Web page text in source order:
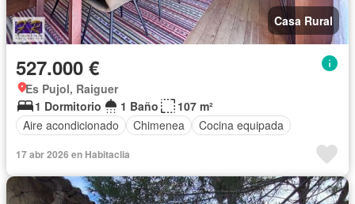
Casa Rural
527.000 €
Es Pujol, Raiguer
1 Dormitorio
1 Baño
107 m²
Aire acondicionado
Chimenea Cocina equipada
17 abr 2026 en Habitaclia